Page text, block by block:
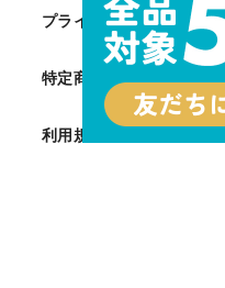
プライバシーポリシー
特定商取引法に基づく表記
利用規約